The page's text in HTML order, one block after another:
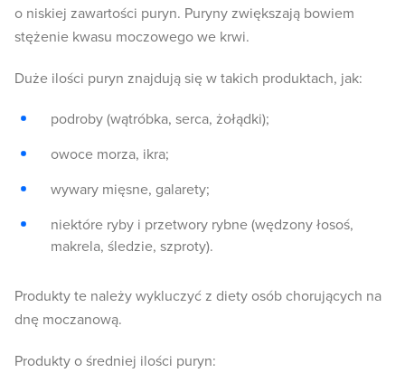
o niskiej zawartości puryn. Puryny zwiększają bowiem
stężenie kwasu moczowego we krwi.
Duże ilości puryn znajdują się w takich produktach, jak:
podroby (wątróbka, serca, żołądki);
owoce morza, ikra;
wywary mięsne, galarety;
niektóre ryby i przetwory rybne (wędzony łosoś,
makrela, śledzie, szproty).
Produkty te należy wykluczyć z diety osób chorujących na
dnę moczanową.
Produkty o średniej ilości puryn: